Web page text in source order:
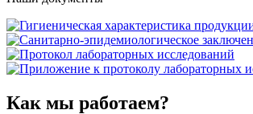
Как мы работаем?